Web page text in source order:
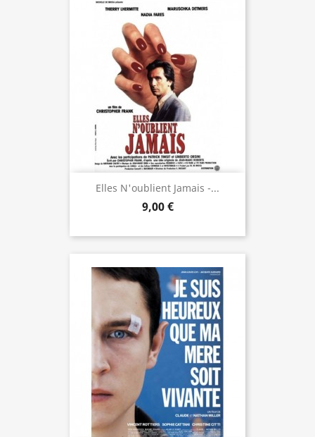
Elles N'oublient Jamais -...
9,00 €